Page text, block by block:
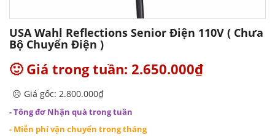
USA Wahl Reflections Senior Điện 110V ( Chưa
Bộ Chuyển Điện )
🙂 Giá trong tuần: 2.650.000₫
☹️ Giá gốc: 2.800.000₫
- Tông đơ Nhận quà trong tuần
- Miễn phí vận chuyển trong tháng